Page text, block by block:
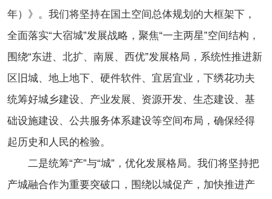
年）》。我们将坚持在国土空间总体规划的大框架下，
全面落实“大宿城”发展战略，聚焦“一主两星”空间结构，
围绕“东进、北扩、南展、西优”发展格局，系统性推进新
区旧城、地上地下、硬件软件、宜居宜业，下绣花功夫
统筹好城乡建设、产业发展、资源开发、生态建设、基
础设施建设、公共服务体系建设等空间布局，确保经得
起历史和人民的检验。
二是统筹“产”与“城”，优化发展格局。我们将坚持把
产城融合作为重要突破口，围绕以城促产，加快推进产